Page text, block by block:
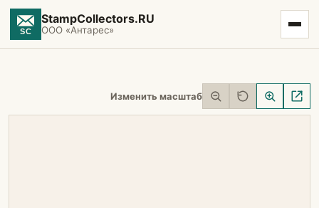
StampCollectors.RU
ООО «Антарес»
Изменить масштаб